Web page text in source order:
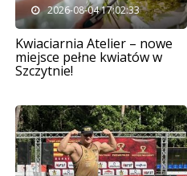
2026-08-04 17:02:33
Kwiaciarnia Atelier – nowe
miejsce pełne kwiatów w
Szczytnie!